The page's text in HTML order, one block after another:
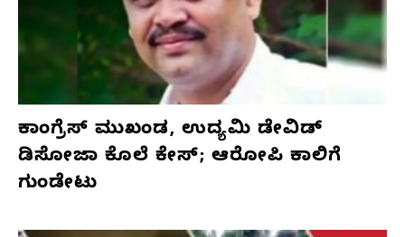
ಕಾಂಗ್ರೆಸ್‌ ಮುಖಂಡ, ಉದ್ಯಮಿ ಡೇವಿಡ್‌
ಡಿಸೋಜಾ ಕೊಲೆ ಕೇಸ್;‌ ಆರೋಪಿ ಕಾಲಿಗೆ
ಗುಂಡೇಟು